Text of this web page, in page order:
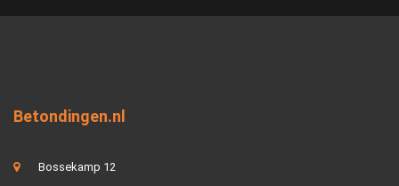
Betondingen.nl
Bossekamp 12